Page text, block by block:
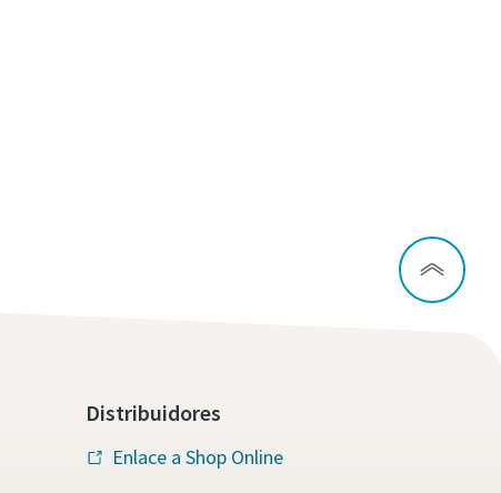
Distribuidores
Enlace a Shop Online